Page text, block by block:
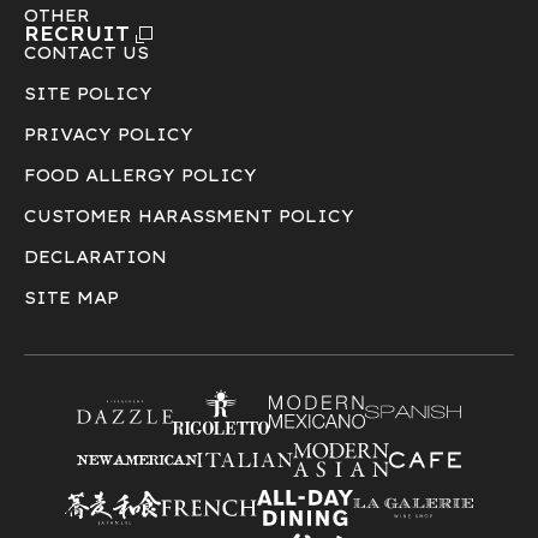
OTHER
RECRUIT
CONTACT US
SITE POLICY
PRIVACY POLICY
FOOD ALLERGY POLICY
CUSTOMER HARASSMENT POLICY
DECLARATION
SITE MAP